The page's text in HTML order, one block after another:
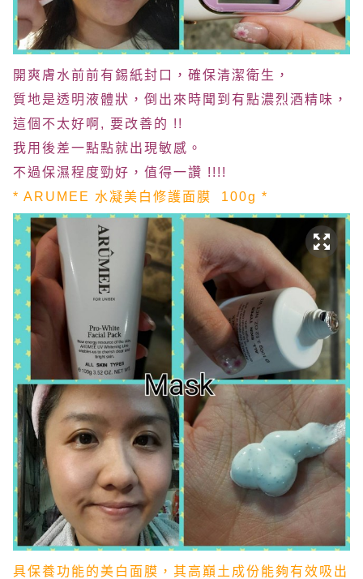
開爽膚水前前有錫紙封口，確保清潔衛生，
質地是透明液體狀，倒出來時聞到有點濃烈酒精味，
這個不太好啊, 要改善的 !!
我用後差一點點就出現敏感。
不過保濕程度勁好，值得一讚 !!!!
* ARUMEE 水凝美白修護面膜
100g *
具保養功能的美白面膜， 其高巔土成份能夠有效吸出